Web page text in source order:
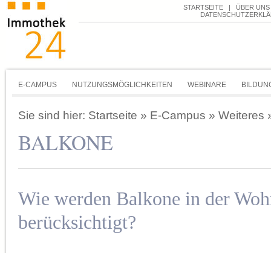
STARTSEITE |
ÜBER UNS
E-CAMPUS NUTZUNGSMÖGLICHKEITEN WEBINARE
Sie sind hier: Startseite » E-Campus » Weiteres
BALKONE
Wie werden Balkone in der
berücksichtigt?